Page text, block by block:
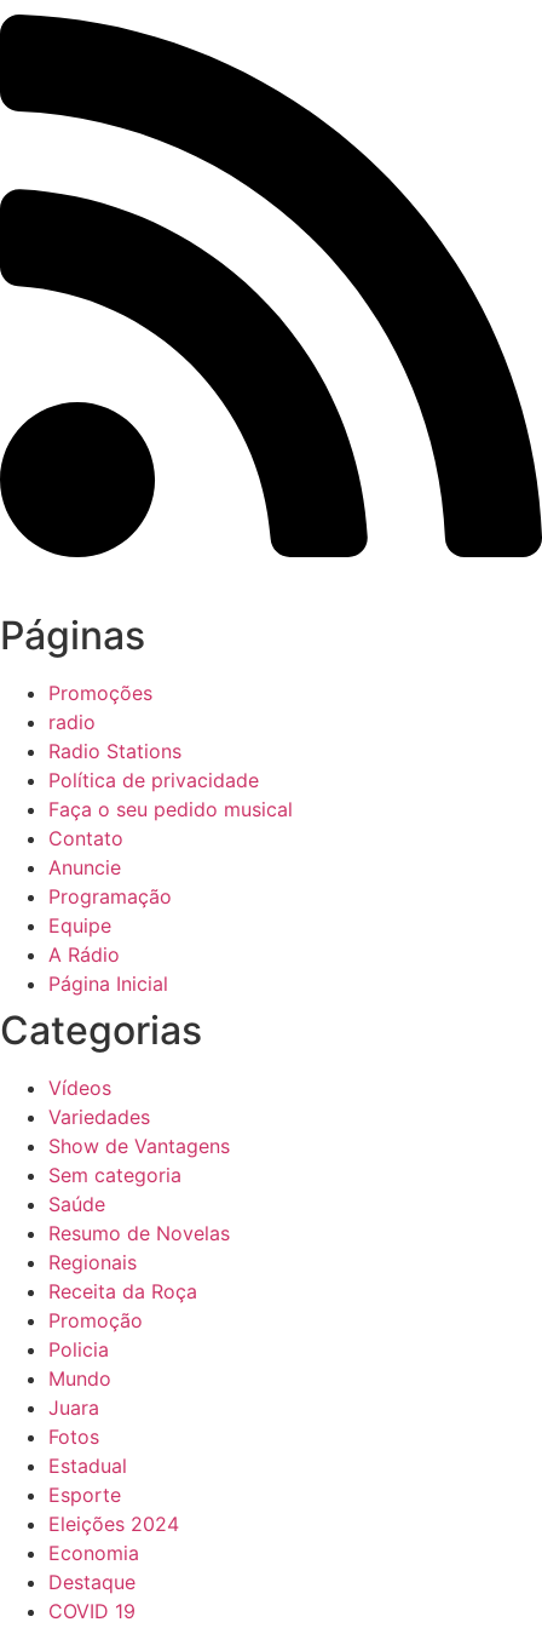
Páginas
Promoções
radio
Radio Stations
Política de privacidade
Faça o seu pedido musical
Contato
Anuncie
Programação
Equipe
A Rádio
Página Inicial
Categorias
Vídeos
Variedades
Show de Vantagens
Sem categoria
Saúde
Resumo de Novelas
Regionais
Receita da Roça
Promoção
Policia
Mundo
Juara
Fotos
Estadual
Esporte
Eleições 2024
Economia
Destaque
COVID 19